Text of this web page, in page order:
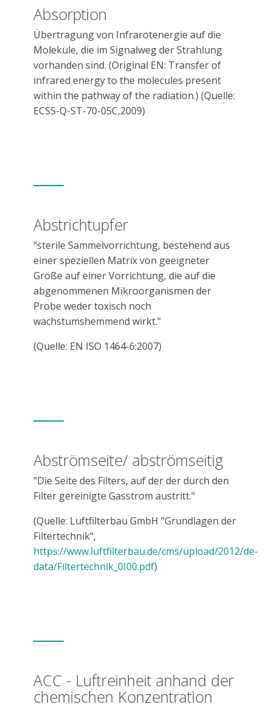
Absorption
Übertragung von Infrarotenergie auf die
Moleküle, die im Signalweg der Strahlung
vorhanden sind. (Original EN: Transfer of
infrared energy to the molecules present
within the pathway of the radiation.) (Quelle:
ECSS-Q-ST-70-05C,2009)
Abstrichtupfer
"sterile Sammelvorrichtung, bestehend aus
einer speziellen Matrix von geeigneter
Größe auf einer Vorrichtung, die auf die
abgenommenen Mikroorganismen der
Probe weder toxisch noch
wachstumshemmend wirkt."
(Quelle: EN ISO 1464-6:2007)
Abströmseite/ abströmseitig
"Die Seite des Filters, auf der der durch den
Filter gereinigte Gasstrom austritt."
(Quelle: Luftfilterbau GmbH "Grundlagen der
Filtertechnik",
https://www.luftfilterbau.de/cms/upload/2012/de-
data/Filtertechnik_0I00.pdf)
ACC - Luftreinheit anhand der
chemischen Konzentration